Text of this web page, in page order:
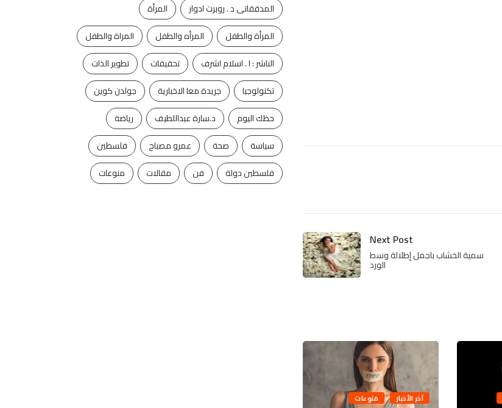
Next Post
سمية الخشاب باجمل إطلالة وسط
الورد
آخر الأخبار منوعات
المدققاتى د . روبرت ادوار
المرأة
المرأة والطفل
المرأه والطفل
المراة والطفل
الناشر : ا . اسلام اشرف
تحقيقات
تطوير الذات
تكنولوجيا
جريدة معا الاخبارية
جولدن كوين
حظك اليوم
د.سارة عبداللطيف
رياضة
سياسة
صحة عمرو مصباح
فلسطين
فلسطين دولة
فن مقالات منوعات